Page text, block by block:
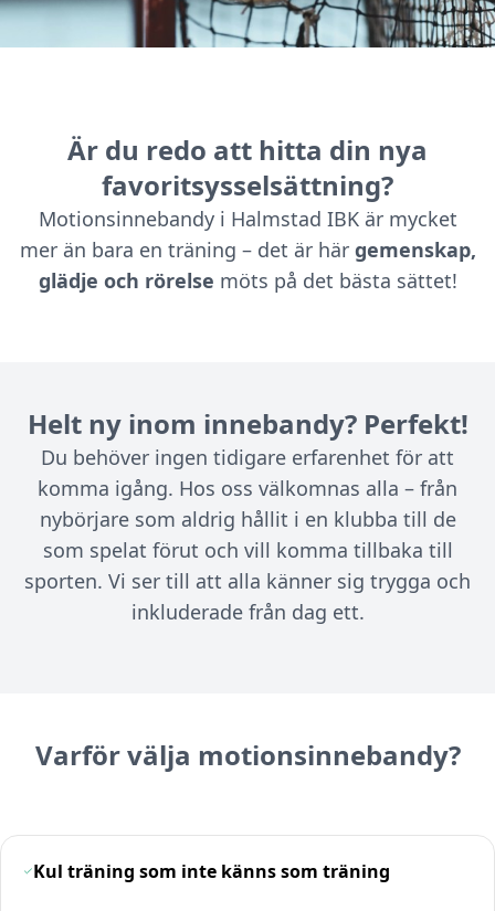
Är du redo att hitta din nya
favoritsysselsättning?
Motionsinnebandy i Halmstad IBK är mycket
mer än bara en träning – det är här gemenskap,
glädje och rörelse möts på det bästa sättet!
Helt ny inom innebandy? Perfekt!
Du behöver ingen tidigare erfarenhet för att
komma igång. Hos oss välkomnas alla – från
nybörjare som aldrig hållit i en klubba till de
som spelat förut och vill komma tillbaka till
sporten. Vi ser till att alla känner sig trygga och
inkluderade från dag ett.
Varför välja motionsinnebandy?
Kul träning som inte känns som träning